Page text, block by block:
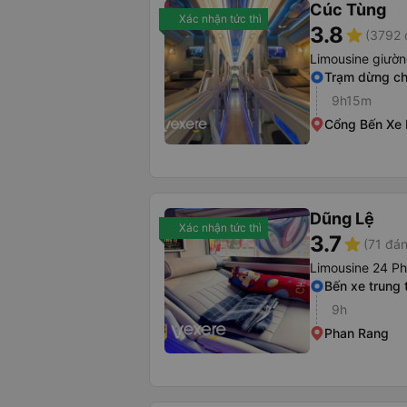
Xác nhận tức thì Cúc Tùng
3.8star (3792
Limousine
Trạm dừng
9h15m
Cổng Bến Xe
Xác nhận tức thì Dũng Lệ
3.7star (71
Limousine 24
Bến xe trung
9h
Phan Rang